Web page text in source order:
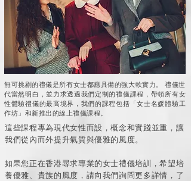
無可挑剔的禮儀是所有女士都應具備的強大軟實力。 禮儀世
代當然明白，並力求透過我們定制的禮儀課程，帶領所有女
性體驗禮儀的最高境界，我們的課程包括「女士名媛體驗工
作坊」和新推出的線上禮儀課程。
這些課程專為現代女性而設，概念和實踐並重，讓
我們從內而外提升氣質與優雅的風度。
如果您正在香港尋求專業的女士禮儀培訓，希望培
養優雅、貴族的風度，請向我們詢問更多詳情，了